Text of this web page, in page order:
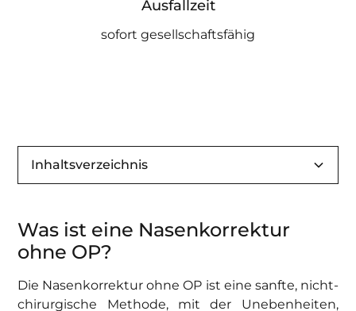
Ausfallzeit
sofort gesellschaftsfähig
Inhaltsverzeichnis
Wie funktioniert eine Nasenkorrektur mit
Hyaluronsäure?
Ablauf der Behandlung
Was ist eine Nasenkorrektur
ohne OP?
Die Nasenkorrektur ohne OP ist eine sanfte, nicht-
chirurgische Methode, mit der Unebenheiten,